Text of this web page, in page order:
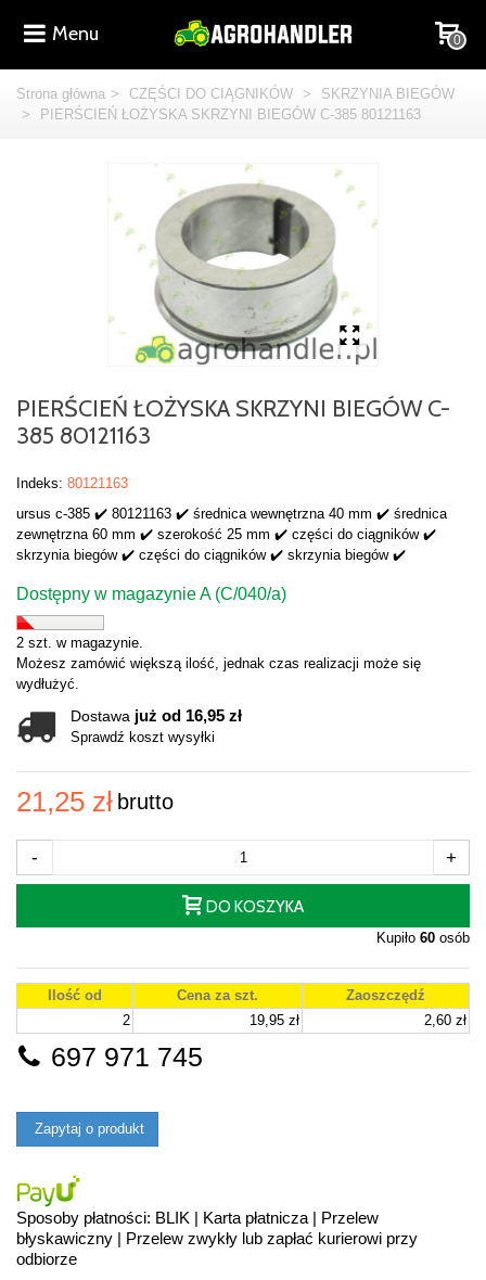
Menu 0
Strona główna > CZĘŚCI DO CIĄGNIKÓW >
SKRZYNIA BIEGÓW
>
PIERŚCIEŃ ŁOŻYSKA SKRZYNI BIEGÓW C-385 80121163
PIERŚCIEŃ ŁOŻYSKA SKRZYNI BIEGÓW C-
385 80121163
Indeks: 80121163
ursus c-385 ✔️ 80121163 ✔️ średnica wewnętrzna 40 mm ✔️ średnica
zewnętrzna 60 mm ✔️ szerokość 25 mm ✔️ części do ciągników ✔️
skrzynia biegów ✔️ części do ciągników ✔️ skrzynia biegów ✔️
Dostępny w magazynie A (C/040/a)
2 szt. w magazynie.
Możesz zamówić większą ilość, jednak czas realizacji może się
wydłużyć.
Dostawa już od 16,95 zł
Sprawdź koszt wysyłki
21,25 zł brutto
- +
DO KOSZYKA
Kupiło 60 osób
Ilość od Cena za szt.
Zaoszczędź
2
19,95 zł 2,60 zł
697 971 745
Zapytaj o produkt
Sposoby płatności: BLIK | Karta płatnicza | Przelew
błyskawiczny | Przelew zwykły lub zapłać kurierowi przy
odbiorze